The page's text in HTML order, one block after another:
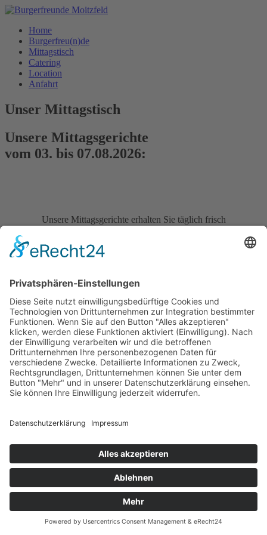
Home
Burgerfreu(n)de
Mittagstisch
Catering
Location
Anfahrt
Unser Mittagstisch
Unsere Mittagsgerichte
vom 03. bis 07.08.2026:
Unsere Mittagsgerichte erhalten Sie täglich frisch
in der Kantine "Das Esszimmer"
im Technologiepark Bergisch
Neben den täglich wechselnden Menüs finden Sie an unserer Salat-
und Gemüsebar, Pastastation, Grillstation oder Wrap-Theke weitere
Auswahl.
Das Esszimmer ist täglich von 07:00 bis 10:00 Uhr für das
Frühstück geöffnet.
© 2026 Burgerfreu(n)de, Moitzfeld 48, 51429 Bergisch Gladbach
02204 / 987 2403 /0163 / 818 2398
Datenschutz